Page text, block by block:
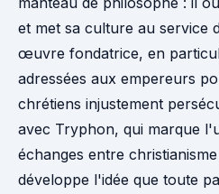
et met sa culture au service
œuvre fondatrice, en
adressées aux empereurs
chrétiens injustement
avec Tryphon, qui marque
échanges entre
développe l'idée que toute